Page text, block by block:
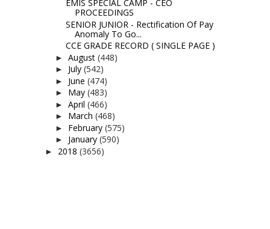
EMIS SPECIAL CAMP - CEO
PROCEEDINGS
SENIOR JUNIOR - Rectification Of Pay
Anomaly To Go...
CCE GRADE RECORD ( SINGLE PAGE )
► August (448)
► July (542)
► June (474)
► May (483)
► April (466)
► March (468)
► February (575)
► January (590)
► 2018 (3656)